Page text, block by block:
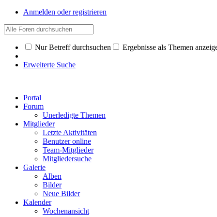
Anmelden oder registrieren
Nur Betreff durchsuchen Ergebnisse als Themen
Erweiterte Suche
Portal
Forum
Unerledigte Themen
Mitglieder
Letzte Aktivitäten
Benutzer online
Team-Mitglieder
Mitgliedersuche
Galerie
Alben
Bilder
Neue Bilder
Kalender
Wochenansicht